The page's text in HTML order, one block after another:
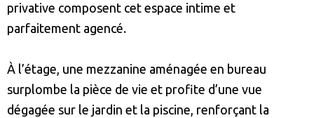
privative composent cet espace intime et
parfaitement agencé.
À l’étage, une mezzanine aménagée en bureau
surplombe la pièce de vie et profite d’une vue
dégagée sur le jardin et la piscine, renforçant la